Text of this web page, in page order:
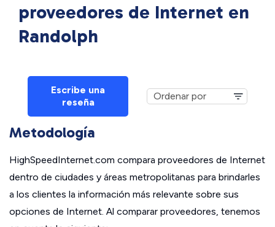
proveedores de Internet en
Randolph
Escribe una
reseña
Metodología
HighSpeedInternet.com compara proveedores de Internet
dentro de ciudades y áreas metropolitanas para brindarles
a los clientes la información más relevante sobre sus
opciones de Internet. Al comparar proveedores, tenemos